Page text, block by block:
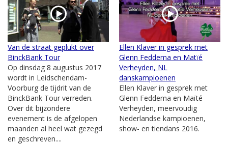
Van de straat geplukt over
BinckBank Tour
Op dinsdag 8 augustus 2017
wordt in Leidschendam-
Voorburg de tijdrit van de
BinckBank Tour verreden.
Over dit bijzondere
evenement is de afgelopen
maanden al heel wat gezegd
en geschreven....
Ellen Klaver in gesprek met
Glenn Feddema en Matïé
Verheyden, NL
danskampioenen
Ellen Klaver in gesprek met
Glenn Feddema en Maïté
Verheyden, meervoudig
Nederlandse kampioenen,
show- en tiendans 2016.